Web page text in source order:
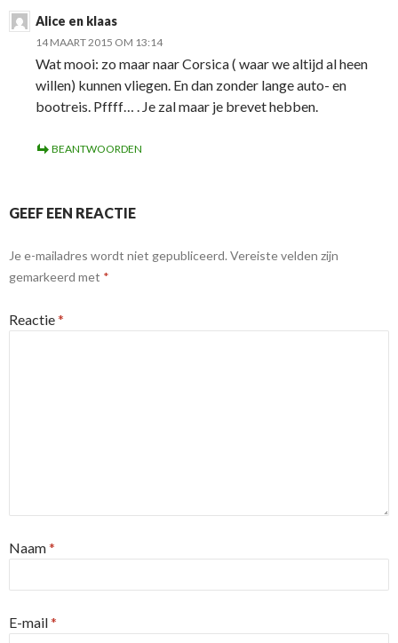
Alice en klaas
14 MAART 2015 OM 13:14
Wat mooi: zo maar naar Corsica ( waar we altijd al heen
willen) kunnen vliegen. En dan zonder lange auto- en
bootreis. Pffff… . Je zal maar je brevet hebben.
BEANTWOORDEN
GEEF EEN REACTIE
Je e-mailadres wordt niet gepubliceerd. Vereiste velden zijn
gemarkeerd met *
Reactie*
Naam*
E-mail*